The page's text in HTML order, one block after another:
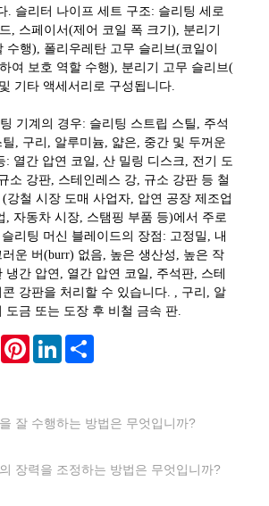
. 슬리터 나이프 세트 구조: 슬리팅 세로
, 스페이서(제어 코일 폭 크기), 분리기
수행), 폴리우레탄 고무 슬리브(코일이
여 보호 역할 수행), 분리기 고무 슬리브(
기타 액세서리로 구성됩니다.
기계의 경우: 슬리팅 스트립 스틸, 주석
, 구리, 알루미늄, 얇은, 중간 및 두꺼운
: 열간 압연 코일, 산 밀링 디스크, 전기 도
소 강판, 스테인레스 강, 규소 강판 등 철
강철 시장 도매 사업자, 압연 공장 제조업
, 자동차 시장, 스탬핑 부품 ​​등)에서 주로
리팅 머신 블레이드의 장점: 고정밀, 내
운 버(burr) 없음, 높은 생산성, 높은 작
냉간 압연, 열간 압연 코일, 주석판, 스테
강판을 처리할 수 있습니다. , 구리, 알
도금 또는 도장 후 비철 금속 판.
WhatsAppPinterestLinkedIn
잘 수행하는 방법은 무엇입니까?
장력을 조정하는 방법은 무엇입니까?